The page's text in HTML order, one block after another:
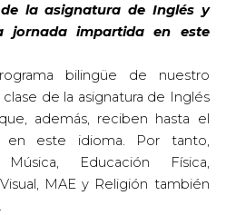
la asignatura de Inglés y
jornada impartida en este
bilingüe de nuestro
de la asignatura de Inglés
además, reciben hasta el
en este idioma. Por tanto,
Educación Física,
MAE y Religión también